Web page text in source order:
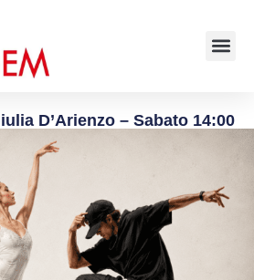
D’Arienzo – Sabato 14:00